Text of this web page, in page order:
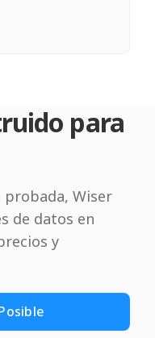
para
probada, Wiser
de datos en
y